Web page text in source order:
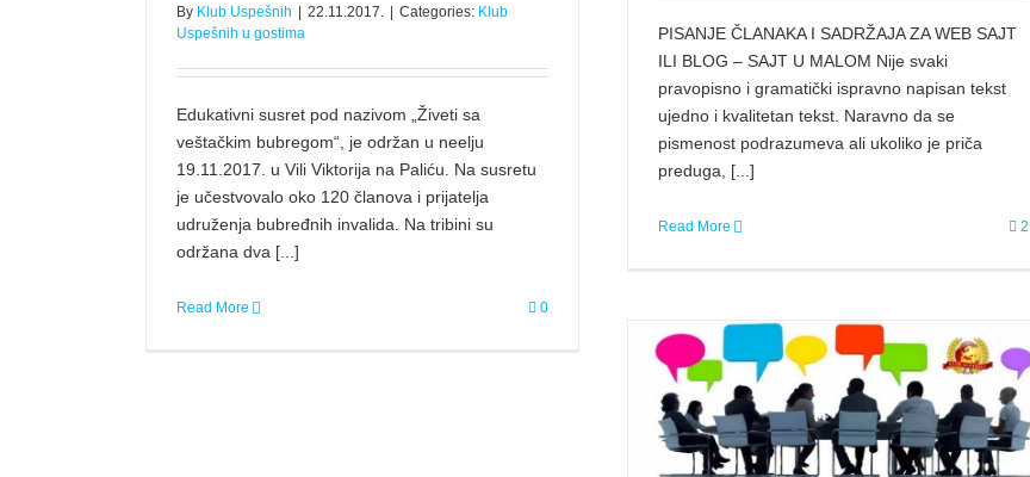
By Klub Uspešnih | 22.11.2017. | Categories: Klub
Uspešnih u gostima
Edukativni susret pod nazivom „Živeti sa
veštačkim bubregom“, je održan u neelju
19.11.2017. u Vili Viktorija na Paliću. Na susretu
je učestvovalo oko 120 članova i prijatelja
udruženja bubređnih invalida. Na tribini su
održana dva [...]
Read More 0
PISANJE ČLANAKA I SADRŽAJA ZA WEB SAJT
ILI BLOG – SAJT U MALOM Nije svaki
pravopisno i gramatički ispravno napisan tekst
ujedno i kvalitetan tekst. Naravno da se
pismenost podrazumeva ali ukoliko je priča
preduga, [...]
Read More 2